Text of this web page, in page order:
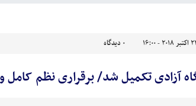
- 16:00
0 دیدگاه
آزادی تکمیل شد/ برقراری نظم کامل